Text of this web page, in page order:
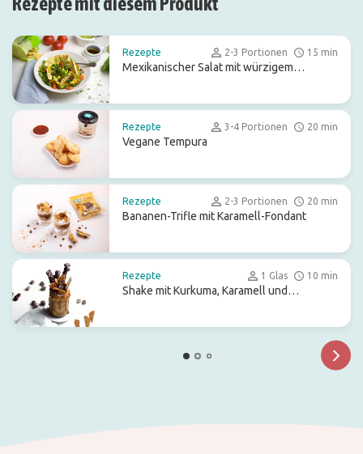
Rezepte 2-3 Portionen 15 min
Mexikanischer Salat mit würzigem
Rezepte 3-4 Portionen 20 min
Vegane Tempura
Rezepte 2-3 Portionen 20 min
Bananen-Trifle mit Karamell-Fondant
Rezepte 1 Glas 10 min
Shake mit Kurkuma, Karamell und